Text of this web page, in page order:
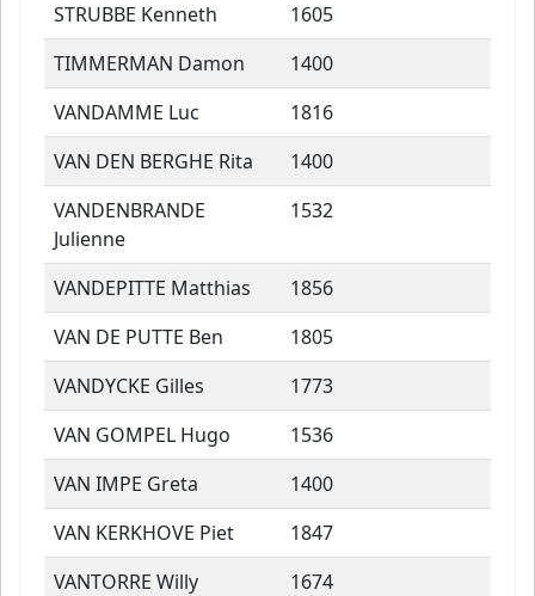
STRUBBE Kenneth
1605
TIMMERMAN Damon
1400
VANDAMME Luc
1816
VAN DEN BERGHE Rita
1400
VANDENBRANDE
Julienne
1532
VANDEPITTE Matthias
1856
VAN DE PUTTE Ben
1805
VANDYCKE Gilles
1773
VAN GOMPEL Hugo
1536
VAN IMPE Greta
1400
VAN KERKHOVE Piet
1847
VANTORRE Willy
1674